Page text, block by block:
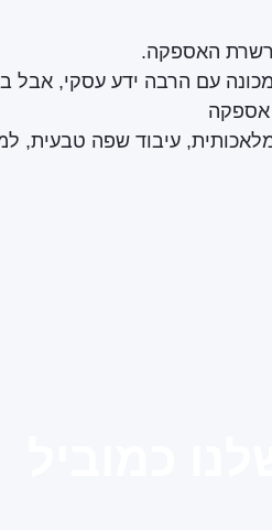
האספקה.
עם הרבה ידע עסקי, אבל
אספקה